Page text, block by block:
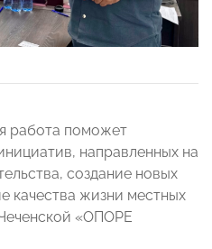
работа поможет
направленных на
создание новых
качества жизни местных
«ОПОРЕ